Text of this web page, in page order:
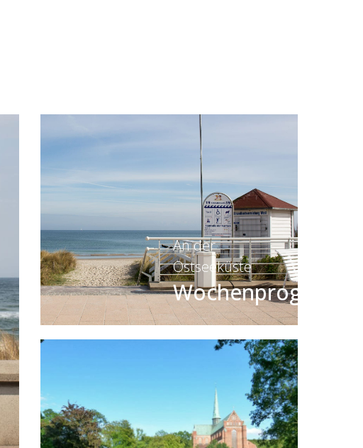
An der
Ostseeküste
Wochenprogramm